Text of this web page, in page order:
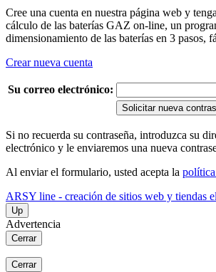
Cree una cuenta en nuestra página web y
cálculo de las baterías GAZ on-line, un
dimensionamiento de las baterías en 3 pasos,
Crear nueva cuenta
Su correo electrónico:
Solicitar nueva
Si no recuerda su contraseña, introduzca su
electrónico y le enviaremos una nueva
Al enviar el formulario, usted acepta la
ARSY line - creación de sitios web y tiendas
Up
Advertencia
Cerrar
Cerrar